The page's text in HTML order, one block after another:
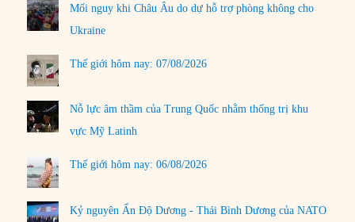
Mối nguy khi Châu Âu do dự hỗ trợ phòng không cho
Ukraine
Thế giới hôm nay: 07/08/2026
Nỗ lực âm thầm của Trung Quốc nhằm thống trị khu
vực Mỹ Latinh
Thế giới hôm nay: 06/08/2026
Kỷ nguyên Ấn Độ Dương - Thái Bình Dương của NATO